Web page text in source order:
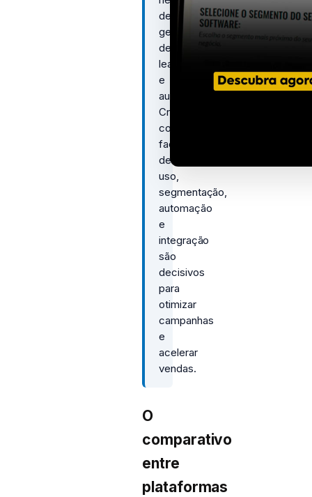
de
geração
de
leads
e
automação.
Critérios
como
facilidade
de
uso,
segmentação,
automação
e
integração
são
decisivos
para
otimizar
campanhas
e
acelerar
vendas.
O
comparativo
entre
plataformas